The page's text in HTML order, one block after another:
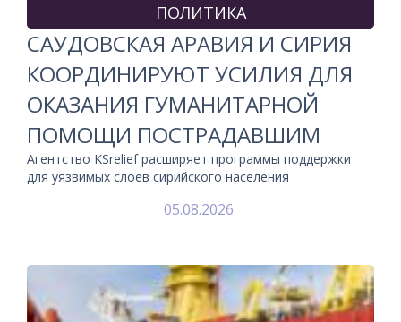
ПОЛИТИКА
САУДОВСКАЯ АРАВИЯ И СИРИЯ
КООРДИНИРУЮТ УСИЛИЯ ДЛЯ
ОКАЗАНИЯ ГУМАНИТАРНОЙ
ПОМОЩИ ПОСТРАДАВШИМ
Агентство KSrelief расширяет программы поддержки
для уязвимых слоев сирийского населения
05.08.2026